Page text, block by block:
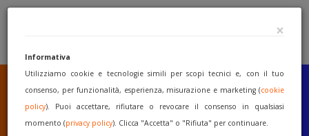
SEI UN COSTRUTTORE
O UN RIVENDITORE?
PUBBLICA GRATUITAMENTE
I TUOI MACCHINARI
INIZIA A VENDERE
×
Informativa
Utilizziamo cookie e tecnologie simili per scopi tecnici e, con il tuo
consenso, per funzionalità, esperienza, misurazione e marketing (cookie
policy). Puoi accettare, rifiutare o revocare il consenso in qualsiasi
momento (privacy policy). Clicca "Accetta" o "Rifiuta" per continuare.